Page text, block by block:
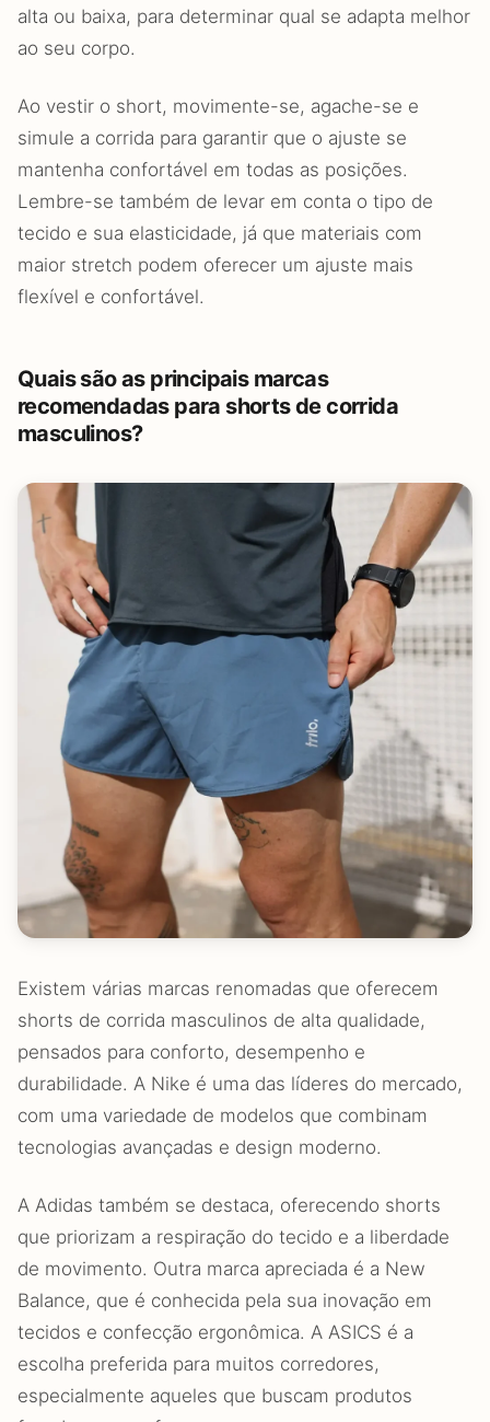
alta ou baixa, para determinar qual se adapta melhor
ao seu corpo.
Ao vestir o short, movimente-se, agache-se e
simule a corrida para garantir que o ajuste se
mantenha confortável em todas as posições.
Lembre-se também de levar em conta o tipo de
tecido e sua elasticidade, já que materiais com
maior stretch podem oferecer um ajuste mais
flexível e confortável.
Quais são as principais marcas
recomendadas para shorts de corrida
masculinos?
Existem várias marcas renomadas que oferecem
shorts de corrida masculinos de alta qualidade,
pensados para conforto, desempenho e
durabilidade. A Nike é uma das líderes do mercado,
com uma variedade de modelos que combinam
tecnologias avançadas e design moderno.
A Adidas também se destaca, oferecendo shorts
que priorizam a respiração do tecido e a liberdade
de movimento. Outra marca apreciada é a New
Balance, que é conhecida pela sua inovação em
tecidos e confecção ergonômica. A ASICS é a
escolha preferida para muitos corredores,
especialmente aqueles que buscam produtos